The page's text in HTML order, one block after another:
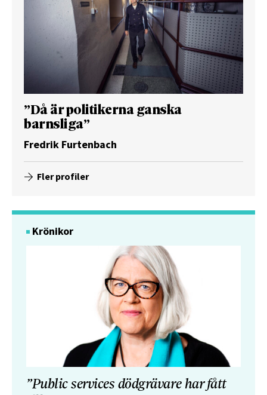
”Då är politikerna ganska
barnsliga”
Fredrik Furtenbach
Fler profiler
Krönikor
”Public services dödgrävare har fått